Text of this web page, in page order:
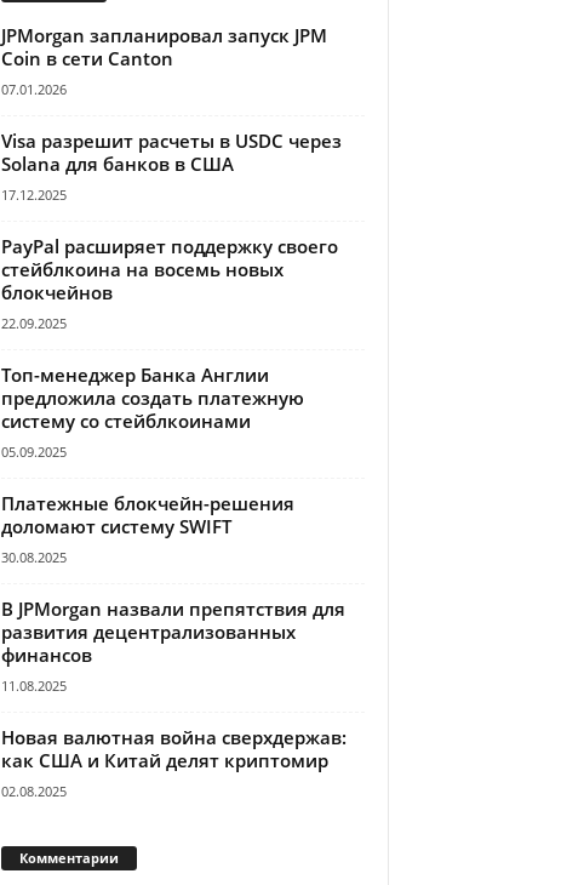
JPMorgan запланировал запуск JPM
Coin в сети Canton
07.01.2026
Visa разрешит расчеты в USDC через
Solana для банков в США
17.12.2025
PayPal расширяет поддержку своего
стейблкоина на восемь новых
блокчейнов
22.09.2025
Топ-менеджер Банка Англии
предложила создать платежную
систему со стейблкоинами
05.09.2025
Платежные блокчейн-решения
доломают систему SWIFT
30.08.2025
В JPMorgan назвали препятствия для
развития децентрализованных
финансов
11.08.2025
Новая валютная война сверхдержав:
как США и Китай делят криптомир
02.08.2025
Комментарии